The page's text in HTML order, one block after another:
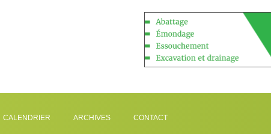
CALENDRIER ARCHIVES CONTACT